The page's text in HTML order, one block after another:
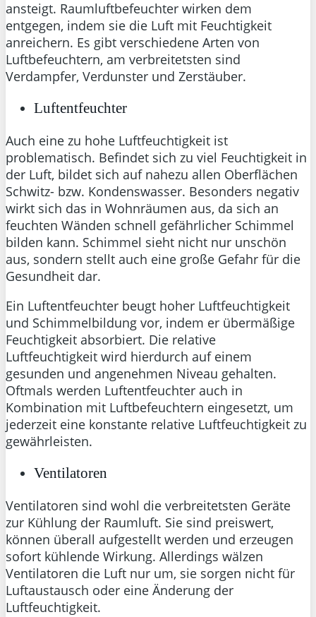
ansteigt. Raumluftbefeuchter wirken dem
entgegen, indem sie die Luft mit Feuchtigkeit
anreichern. Es gibt verschiedene Arten von
Luftbefeuchtern, am verbreitetsten sind
Verdampfer, Verdunster und Zerstäuber.
Luftentfeuchter
Auch eine zu hohe Luftfeuchtigkeit ist
problematisch. Befindet sich zu viel Feuchtigkeit in
der Luft, bildet sich auf nahezu allen Oberflächen
Schwitz- bzw. Kondenswasser. Besonders negativ
wirkt sich das in Wohnräumen aus, da sich an
feuchten Wänden schnell gefährlicher Schimmel
bilden kann. Schimmel sieht nicht nur unschön
aus, sondern stellt auch eine große Gefahr für die
Gesundheit dar.
Ein Luftentfeuchter beugt hoher Luftfeuchtigkeit
und Schimmelbildung vor, indem er übermäßige
Feuchtigkeit absorbiert. Die relative
Luftfeuchtigkeit wird hierdurch auf einem
gesunden und angenehmen Niveau gehalten.
Oftmals werden Luftentfeuchter auch in
Kombination mit Luftbefeuchtern eingesetzt, um
jederzeit eine konstante relative Luftfeuchtigkeit zu
gewährleisten.
Ventilatoren
Ventilatoren sind wohl die verbreitetsten Geräte
zur Kühlung der Raumluft. Sie sind preiswert,
können überall aufgestellt werden und erzeugen
sofort kühlende Wirkung. Allerdings wälzen
Ventilatoren die Luft nur um, sie sorgen nicht für
Luftaustausch oder eine Änderung der
Luftfeuchtigkeit.